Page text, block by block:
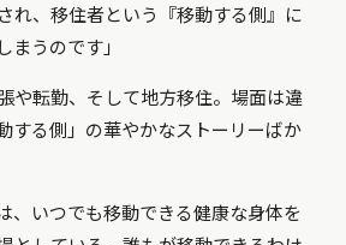
れ、移住者という『移動する側』に
まうのです」
や転勤、そして地方移住。場面は違
する側」の華やかなストーリーばか
、いつでも移動できる健康な身体を